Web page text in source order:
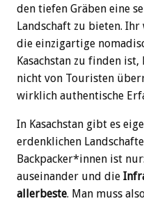
den tiefen Gräben eine
Landschaft zu bieten.
die einzigartige
Kasachstan zu finden
nicht von Touristen
wirklich authentische
In Kasachstan gibt es
erdenklichen
Backpacker*innen ist
auseinander und die
allerbeste. Man muss